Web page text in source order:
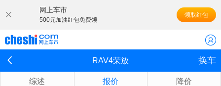
网上车市
500元加油红包免费领
领取红包
RAV4荣放 换车
综述 报价 降价